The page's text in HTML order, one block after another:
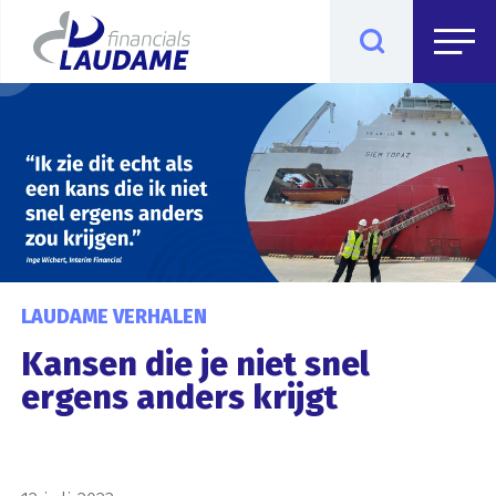
LAUDAME VERHALEN
Kansen die je niet snel
ergens anders krijgt